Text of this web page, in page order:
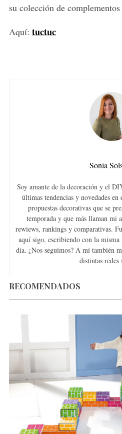
su colección de
Aquí: tuctuc
Sonia
Soy amante de la decoración y el
últimas tendencias y novedades
propuestas decorativas que se
temporada y que más llaman mi
rewiews, rankings y comparativas.
aquí sigo, escribiendo con la
día. ¿Nos seguimos? A mí también
distintas redes
RECOMENDADOS